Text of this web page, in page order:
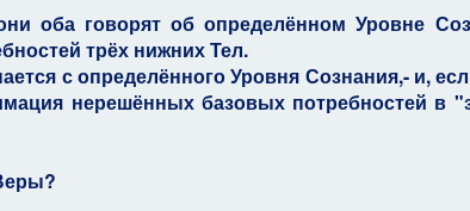
оба говорят об определённом Уровне
трёх нижних Тел.
с определённого Уровня Сознания,- и,
нерешённых базовых потребностей в